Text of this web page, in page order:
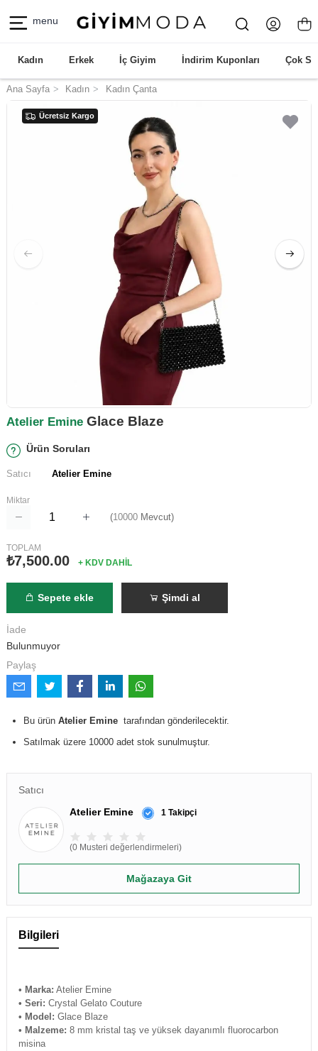
menu
Kadın Erkek İç Giyim İndirim Kuponları Çok
Ana Sayfa Kadın Kadın Çanta
Ücretsiz Kargo
Ücretsiz Kargo
Ücretsiz Kargo
Ücretsiz Kargo
Ücretsiz Kargo
Ücretsiz Kargo
Atelier EmineGlace Blaze
Ürün Soruları
Satıcı Atelier Emine
Miktar
(10000Mevcut)
TOPLAM
₺7,500.00 + KDV DAHİL
Sepete ekle Şimdi al
İade
Bulunmuyor
Paylaş
Bu ürün Atelier Emine tarafından gönderilecektir.
Satılmak üzere 10000 adet stok sunulmuştur.
Satıcı
Atelier Emine
1 Takipçi
(0 Musteri değerlendirmeleri)
Mağazaya Git
Bilgileri
• Marka: Atelier Emine
• Seri: Crystal Gelato Couture
• Model: Glace Blaze
• Malzeme: 8 mm kristal taş ve yüksek dayanımlı fluorocarbon
misina